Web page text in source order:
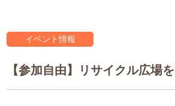
イベント情報
【参加自由】リサイクル広場